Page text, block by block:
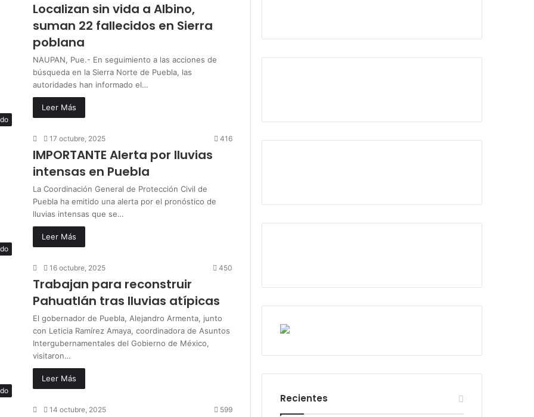
Localizan sin vida a Albino,
suman 22 fallecidos en Sierra
poblana
NAUPAN, Pue.- En seguimiento a las acciones de
búsqueda en la Sierra Norte de Puebla, las
autoridades han informado el…
Leer Más
17 octubre, 2025 416
IMPORTANTE Alerta por lluvias
intensas en Puebla
La Coordinación General de Protección Civil de
Puebla ha emitido una alerta por el pronóstico de
lluvias intensas que se…
Leer Más
16 octubre, 2025 450
Trabajan para reconstruir
Pahuatlán tras lluvias atípicas
El gobernador de Puebla, Alejandro Armenta, junto
con Leticia Ramírez Amaya, coordinadora de Asuntos
Intergubernamentales del Gobierno de México,
visitaron…
Leer Más
14 octubre, 2025 599
Recientes